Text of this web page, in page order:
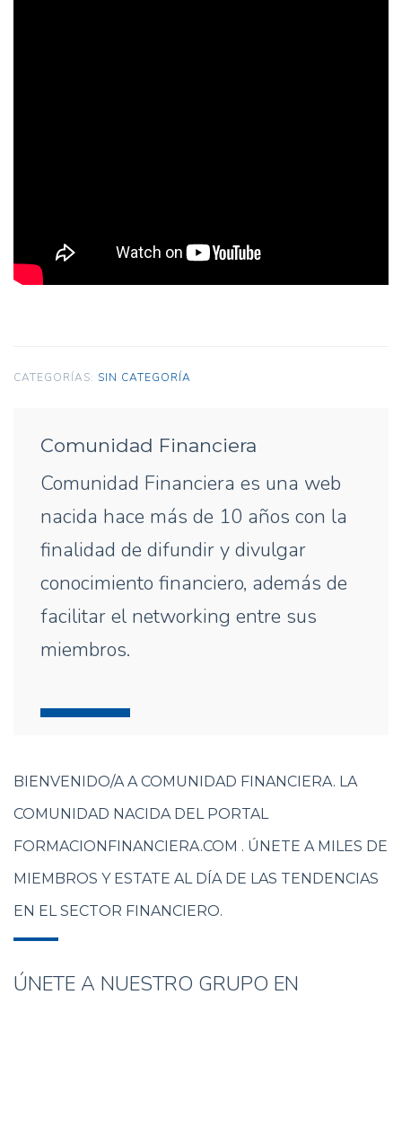
CATEGORÍAS: SIN CATEGORÍA
Comunidad Financiera
Comunidad Financiera es una web
nacida hace más de 10 años con la
finalidad de difundir y divulgar
conocimiento financiero, además de
facilitar el networking entre sus
miembros.
BIENVENIDO/A A COMUNIDAD FINANCIERA. LA
COMUNIDAD NACIDA DEL PORTAL
FORMACIONFINANCIERA.COM . ÚNETE A MILES DE
MIEMBROS Y ESTATE AL DÍA DE LAS TENDENCIAS
EN EL SECTOR FINANCIERO.
ÚNETE A NUESTRO GRUPO EN